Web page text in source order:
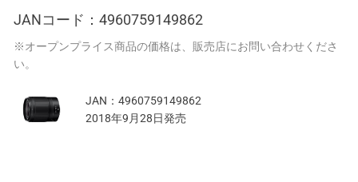
JANコード： 4960759149862
※オープンプライス商品の価格は、販売店にお問い合わせくださ
い。
JAN： 4960759149862
2018年9月28日発売